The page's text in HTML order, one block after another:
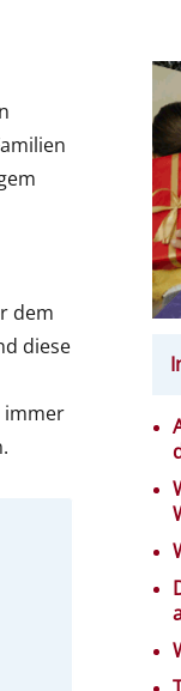
dem
diese
immer